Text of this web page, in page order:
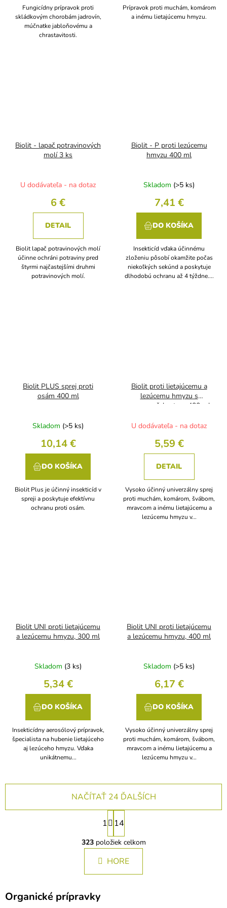
Fungicídny prípravok proti
skládkovým chorobám jadrovín,
múčnatke jabloňovému a
chrastavitosti.
Prípravok proti muchám, komárom
a inému lietajúcemu hmyzu.
Biolit - lapač potravinových
molí 3 ks
U dodávateľa - na dotaz
6 €
DETAIL
Biolit lapač potravinových molí
účinne ochráni potraviny pred
štyrmi najčastejšími druhmi
potravinových molí.
Biolit - P proti lezúcemu
hmyzu 400 ml
Skladom (>5 ks)
7,41 €
DO KOŠÍKA
Insekticíd vďaka účinnému
zloženiu pôsobí okamžite počas
niekoľkých sekúnd a poskytuje
dlhodobú ochranu až 4 týždne....
Biolit PLUS sprej proti
osám 400 ml
Skladom (>5 ks)
10,14 €
DO KOŠÍKA
Biolit Plus je účinný insekticíd v
spreji a poskytuje efektívnu
ochranu proti osám.
Biolit proti lietajúcemu a
lezúcemu hmyzu s
pomaranč. kvetom 400 ml
U dodávateľa - na dotaz
5,59 €
DETAIL
Vysoko účinný univerzálny sprej
proti muchám, komárom, švábom,
mravcom a inému lietajúcemu a
lezúcemu hmyzu v...
Biolit UNI proti lietajúcemu
a lezúcemu hmyzu, 300 ml
Skladom (3 ks)
5,34 €
DO KOŠÍKA
Insekticídny aerosólový prípravok,
špecialista na hubenie lietajúceho
aj lezúceho hmyzu. Vďaka
unikátnemu...
Biolit UNI proti lietajúcemu
a lezúcemu hmyzu, 400 ml
Skladom (>5 ks)
6,17 €
DO KOŠÍKA
Vysoko účinný univerzálny sprej
proti muchám, komárom, švábom,
mravcom a inému lietajúcemu a
lezúcemu hmyzu v...
O
v
l
á
d
NAČÍTAŤ 24 ĎALŠÍCH
S
t
r
á
n
k
1 14
323položiek celkom
HORE
Organické prípravky